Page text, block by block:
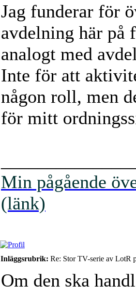
Jag funderar för
avdelning här på
analogt med
Inte för att
någon roll, men
för mitt
Min pågående
(länk)
Inläggsrubrik: Re: Stor TV-serie av LotR
Om den ska